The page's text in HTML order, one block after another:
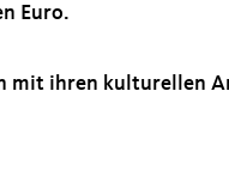
Euro.
mit ihren kulturellen